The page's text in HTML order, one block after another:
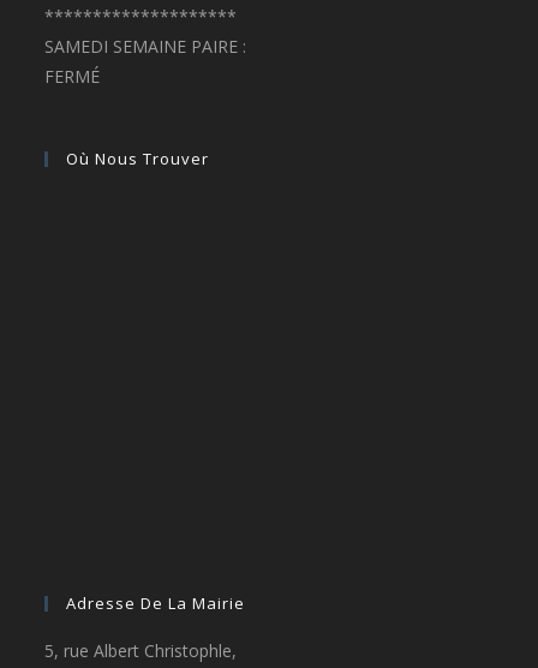
********************
SAMEDI SEMAINE PAIRE :
FERMÉ
Où Nous Trouver
Adresse De La Mairie
5, rue Albert Christophle,